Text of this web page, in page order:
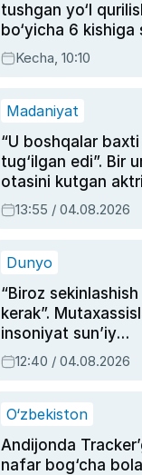
tushgan yo‘l
bo‘yicha 6 kishiga
hukmi o‘qildi
Kecha, 10:10
Madaniyat
“U boshqalar
tug‘ilgan edi”. Bir
otasini kutgan
dublyaj ustasi
Ahmedovaning
13:55 / 04.08.2026
Dunyo
“Biroz sekinlashish
kerak”.
insoniyat sun’iy
intellektni boshqara
olmay qolishidan
12:40 / 04.08.2026
O‘zbekiston
Andijonda
nafar bog‘cha